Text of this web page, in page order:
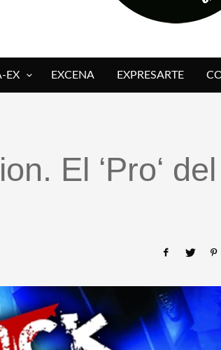
EX EXCENA EXPRESARTE
El ‘Pro‘ del